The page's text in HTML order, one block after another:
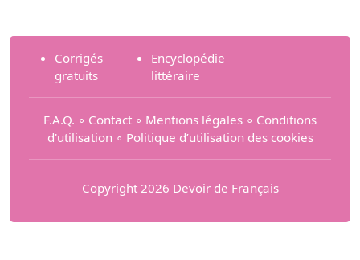
Corrigés
gratuits
Encyclopédie
littéraire
F.A.Q. ∘ Contact ∘ Mentions légales ∘ Conditions
d'utilisation ∘ Politique d’utilisation des cookies
Copyright 2026 Devoir de Français